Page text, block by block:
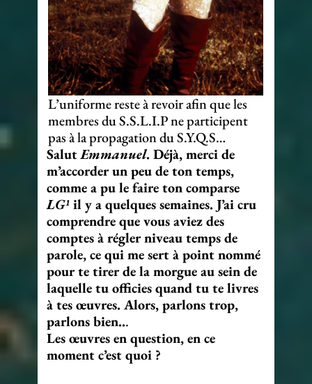
L’uniforme reste à revoir afin que les
membres du S.S.L.I.P ne participent
pas à la propagation du S.Y.Q.S…
SalutEmmanuel. Déjà, merci de
m’accorder un peu de ton temps,
comme a pu le faire ton comparse
LG¹il y a quelques semaines. J’ai cru
comprendre que vous aviez des
comptes à régler niveau temps de
parole, ce qui me sert à point nommé
pour te tirer de la morgue au sein de
laquelle tu officies quand tu te livres
à tes œuvres. Alors, parlons trop,
parlons bien...
Les œuvres en question, en ce
moment c’est quoi ?